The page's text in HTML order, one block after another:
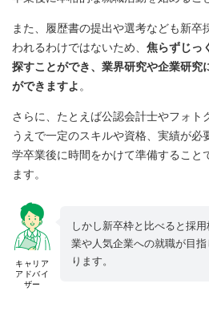
また、履歴書の提出や選考なども新卒
われるわけではないため、 焦らずじっ
探すことができ、業界研究や企業研究
ができますよ。
さらに、たとえば公認会計士やフォト
うえで一定のスキルや資格、実績が必
学卒業後に時間をかけて準備すること
ます。
キャリア
アドバイ
ザー
しかし新卒枠と比べると採
業や人気企業への就職が目
ります。